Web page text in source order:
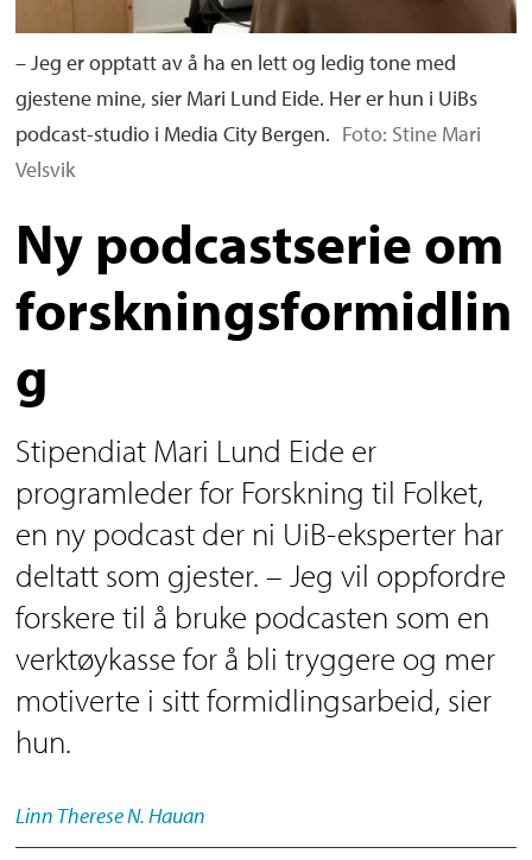
– Jeg er opptatt av å ha en lett og ledig tone med
gjestene mine, sier Mari Lund Eide. Her er hun i UiBs
podcast-studio i Media City Bergen. Foto: Stine Mari
Velsvik
Ny podcastserie om
forskningsformidlin
g
Stipendiat Mari Lund Eide er
programleder for Forskning til Folket,
en ny podcast der ni UiB-eksperter har
deltatt som gjester. – Jeg vil oppfordre
forskere til å bruke podcasten som en
verktøykasse for å bli tryggere og mer
motiverte i sitt formidlingsarbeid, sier
hun.
Linn ThereseN. Hauan